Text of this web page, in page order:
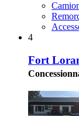
4
Fort